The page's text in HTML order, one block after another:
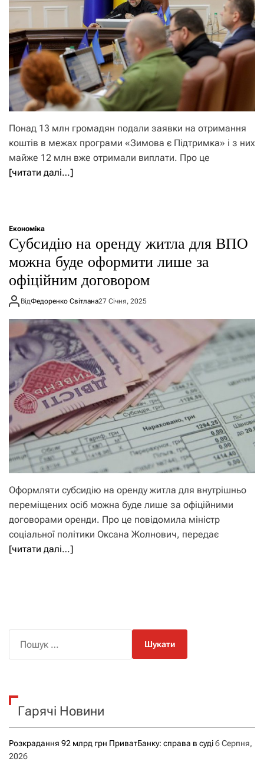
Понад 13 млн громадян подали заявки на отримання
коштів в межах програми «Зимова є Підтримка» і з них
майже 12 млн вже отримали виплати. Про це
[читати далі…]
Економіка
Субсидію на оренду житла для ВПО
можна буде оформити лише за
офіційним договором
ВідФедоренко Світлана27 Січня, 2025
Оформляти субсидію на оренду житла для внутрішньо
переміщених осіб можна буде лише за офіційними
договорами оренди. Про це повідомила міністр
соціальної політики Оксана Жолнович, передає
[читати далі…]
к
Гарячі Новини
Розкрадання 92 млрд грн ПриватБанку: справа в суді6 Серпня,
2026